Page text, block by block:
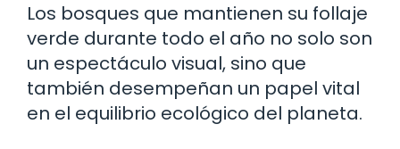
Los bosques que mantienen su follaje
verde durante todo el año no solo son
un espectáculo visual, sino que
también desempeñan un papel vital
en el equilibrio ecológico del planeta.